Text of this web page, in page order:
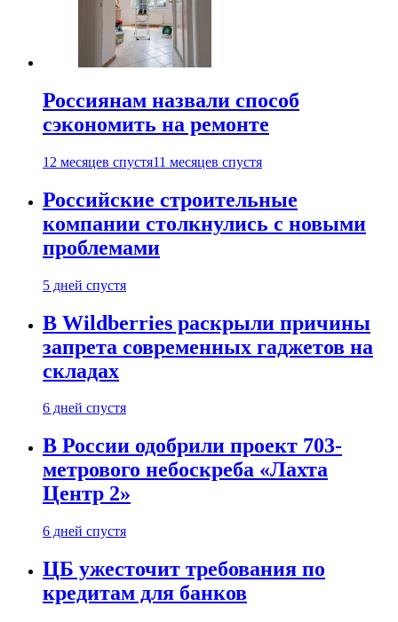
Россиянам назвали способ
сэкономить на ремонте
12 месяцев спустя11 месяцев спустя
Российские строительные
компании столкнулись с новыми
проблемами
5 дней спустя
В Wildberries раскрыли причины
запрета современных гаджетов на
складах
6 дней спустя
В России одобрили проект 703-
метрового небоскреба «Лахта
Центр 2»
6 дней спустя
ЦБ ужесточит требования по
кредитам для банков